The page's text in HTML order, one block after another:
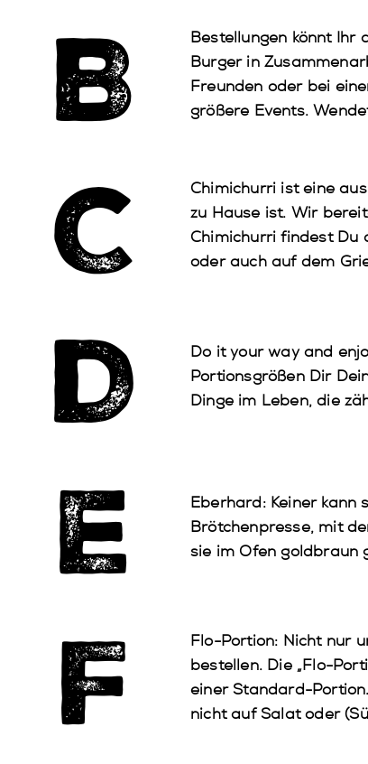
B Bestellungen könnt Ihr
Burger in
Freunden oder bei
größere Events.
C Chimichurri ist eine
zu Hause ist. Wir
Chimichurri findest Du
oder auch auf dem
D Do it your way and
Portionsgrößen Dir
Dinge im Leben, die
E Eberhard: Keiner kann
Brötchenpresse, mit
sie im Ofen goldbraun
F Flo-Portion: Nicht nur
bestellen. Die „Flo-
einer Standard-
nicht auf Salat oder